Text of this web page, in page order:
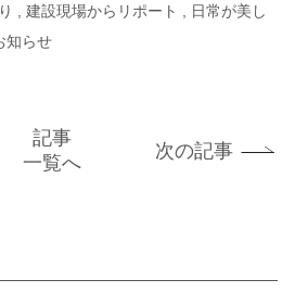
建設現場からリポート
日常が美し
知らせ
記事
一覧へ
次の記事